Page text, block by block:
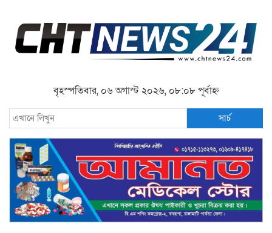
বৃহস্পতিবার, ০৬ অগাস্ট ২০২৬, ০৮:০৮ পূর্বাহ্ন
সার্চ